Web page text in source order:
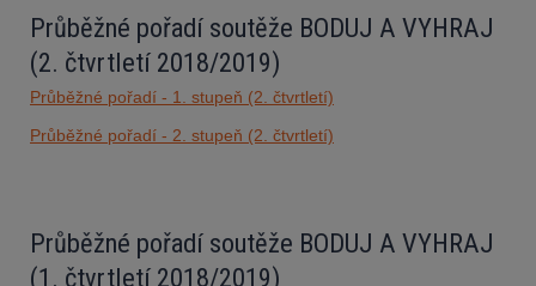
Průběžné pořadí soutěže BODUJ A VYHRAJ
(2. čtvrtletí 2018/2019)
Průběžné pořadí - 1. stupeň (2. čtvrtletí)
Průběžné pořadí - 2. stupeň (2. čtvrtletí)
Průběžné pořadí soutěže BODUJ A VYHRAJ
(1. čtvrtletí 2018/2019)